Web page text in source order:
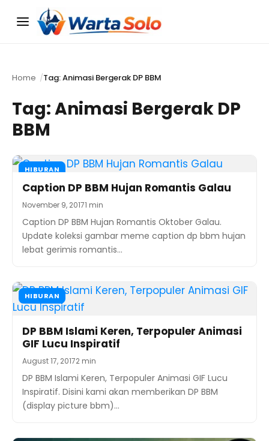
Menu
Home Tag: Animasi Bergerak DP BBM
Tag:Animasi Bergerak DP
BBM
HIBURAN
Caption DP BBM Hujan Romantis Galau
November 9, 20171 min
Caption DP BBM Hujan Romantis Oktober Galau.
Update koleksi gambar meme caption dp bbm hujan
lebat gerimis romantis…
HIBURAN
DP BBM Islami Keren, Terpopuler Animasi
GIF Lucu Inspiratif
August 17, 20172 min
DP BBM Islami Keren, Terpopuler Animasi GIF Lucu
Inspiratif. Disini kami akan memberikan DP BBM
(display picture bbm)…